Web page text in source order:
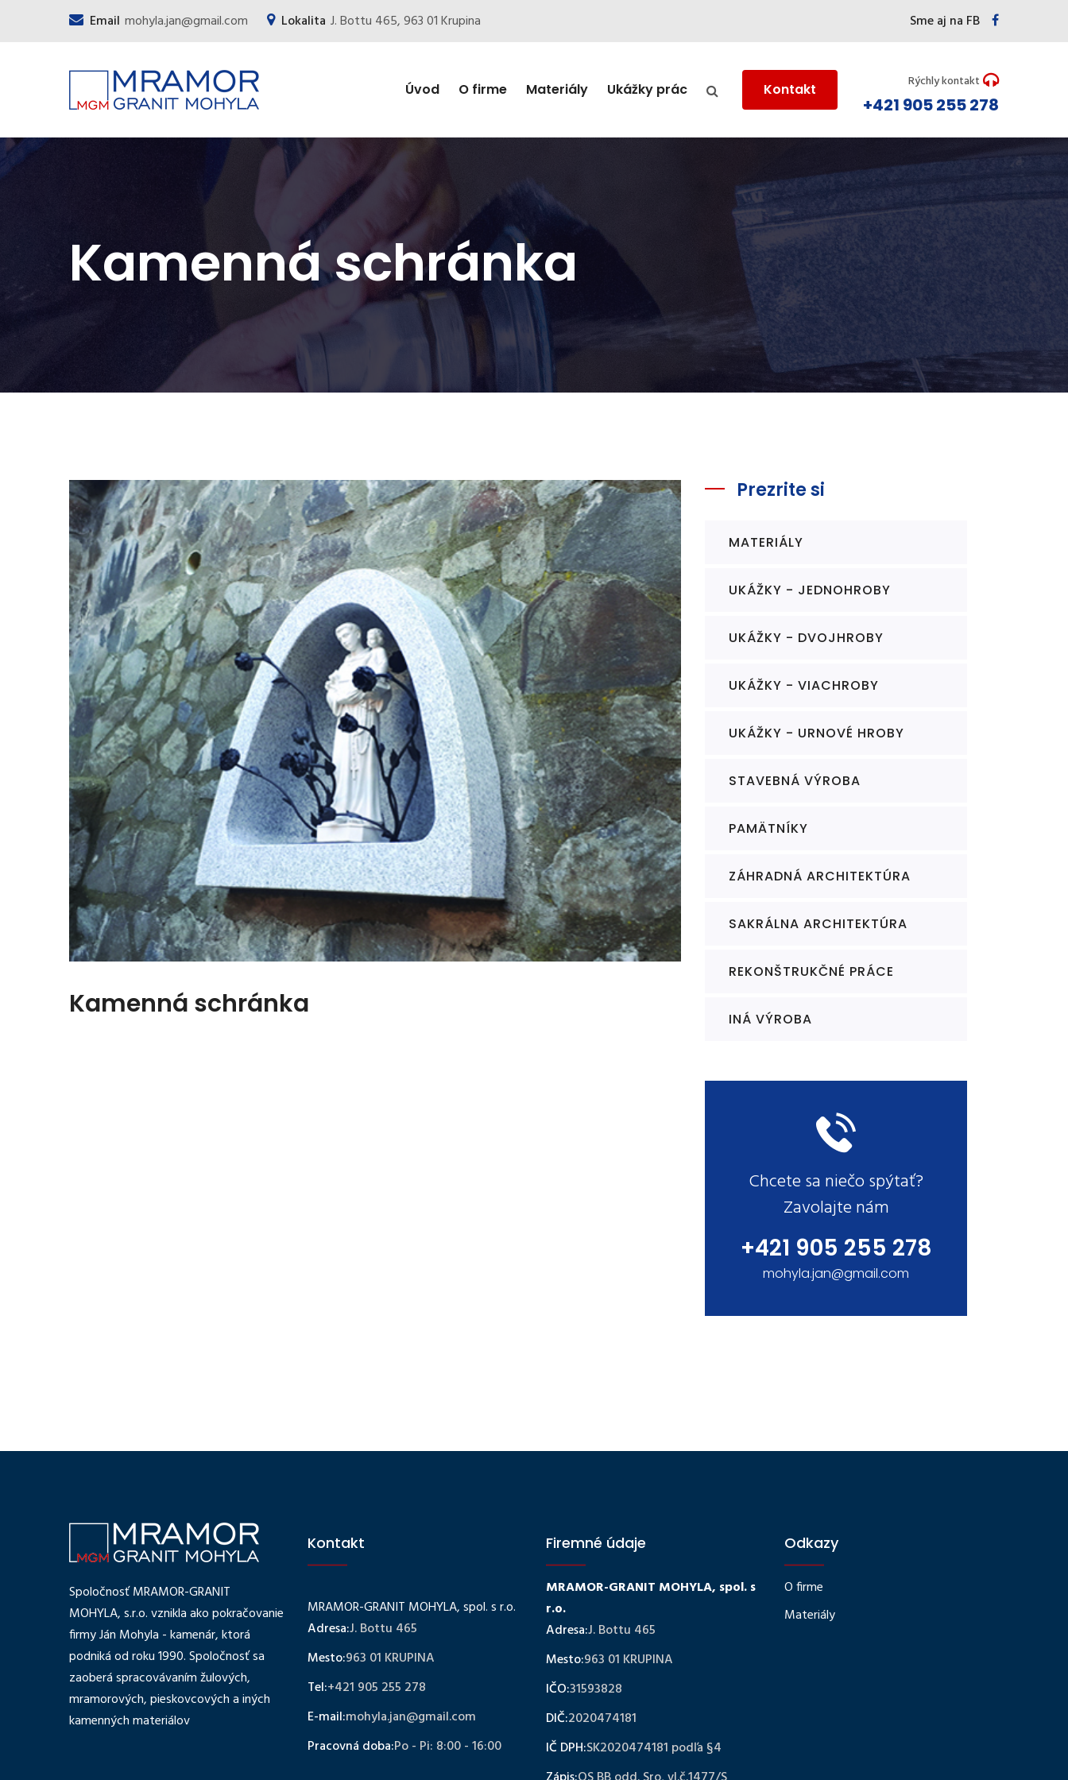
Email mohyla.jan@gmail.com Lokalita J. Bottu 465, 963 01 Krupina Sme aj na FB
Úvod O firme Materiály Ukážky prác Rýchly kontakt
+421 905 255 278
Kontakt
Kamenná schránka
Kamenná schránka
Prezrite si
MATERIÁLY
UKÁŽKY - JEDNOHROBY
UKÁŽKY - DVOJHROBY
UKÁŽKY - VIACHROBY
UKÁŽKY - URNOVÉ HROBY
STAVEBNÁ VÝROBA
PAMÄTNÍKY
ZÁHRADNÁ ARCHITEKTÚRA
SAKRÁLNA ARCHITEKTÚRA
REKONŠTRUKČNÉ PRÁCE
INÁ VÝROBA
Chcete sa niečo spýtať?
Zavolajte nám
+421 905 255 278
mohyla.jan@gmail.com
Spoločnosť MRAMOR-GRANIT
MOHYLA, s.r.o. vznikla ako pokračovanie
firmy Ján Mohyla - kamenár, ktorá
podniká od roku 1990. Spoločnosť sa
zaoberá spracovávaním žulových,
mramorových, pieskovcových a iných
kamenných materiálov
Kontakt
MRAMOR-GRANIT MOHYLA, spol. s r.o.
Adresa:J. Bottu 465
Mesto:963 01 KRUPINA
Tel:+421 905 255 278
E-mail:mohyla.jan@gmail.com
Pracovná doba:Po - Pi: 8:00 - 16:00
Firemné údaje
MRAMOR-GRANIT MOHYLA, spol. s
r.o.
Adresa:J. Bottu 465
Mesto:963 01 KRUPINA
IČO:31593828
DIČ:2020474181
IČ DPH:SK2020474181 podľa §4
Odkazy
O firme
Materiály